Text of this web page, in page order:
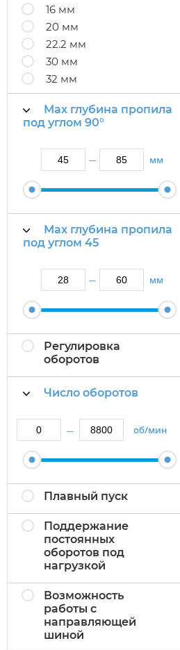
16 мм
20 мм
22.2 мм
30 мм
32 мм
Max глубина пропила
под углом 90°
— мм
Max глубина пропила
под углом 45
— мм
Регулировка
оборотов
Число оборотов
— об/мин
Плавный пуск
Поддержание
постоянных
оборотов под
нагрузкой
Возможность
работы с
направляющей
шиной